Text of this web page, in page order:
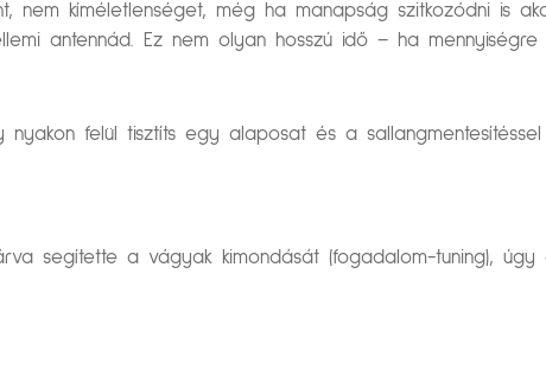
nem kíméletlenséget, még ha manapság szitkozódni is
antennád. Ez nem olyan hosszú idő – ha mennyiségre
felül tisztíts egy alaposat és a
segítette a vágyak kimondását (fogadalom-tuning),